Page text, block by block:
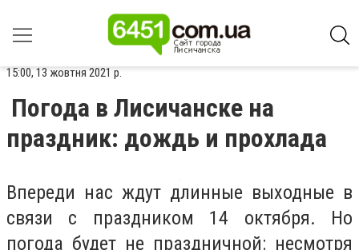
15:00, 13 жовтня 2021 р.
Погода в Лисичанске на
праздник: дождь и прохлада
Впереди нас ждут длинные выходные в
связи с праздником 14 октября. Но
погода будет не праздничной: несмотря